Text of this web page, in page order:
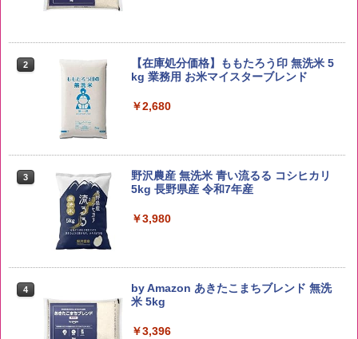
2
【在庫処分価格】ももたろう印 無洗米 5
kg 業務用 お米マイスターブレンド
￥2,680
3
野沢農産 無洗米 青い流るる コシヒカリ
5kg 長野県産 令和7年産
￥3,980
4
by Amazon あきたこまちブレンド 無洗
米 5kg
￥3,396